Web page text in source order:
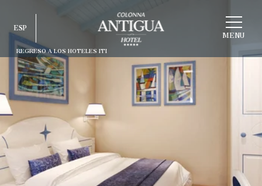
MENU
REGRESO A LOS HOTELES ITI
ESP
ITA
ENG
FRA
DEU
ESP